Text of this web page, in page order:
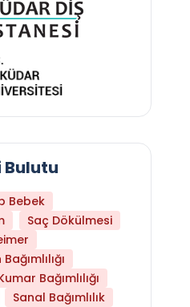
Bebek
Saç Dökülmesi
Bağımlılığı
Sanal Bağımlılık